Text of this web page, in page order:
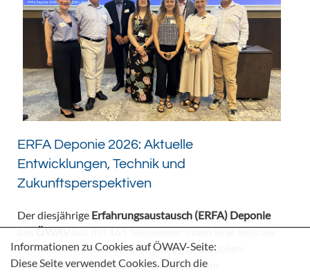
ERFA Deponie 2026: Aktuelle
Entwicklungen, Technik und
Zukunftsperspektiven
Der diesjährige Erfahrungsaustausch (ERFA) Deponie
desÖWAVbot mit 165 Teilnehmer:innen eine zentrale
Plattform für den fachlichen Dialog zu aktuellen
Herausforderungen und Entwicklungen im
Informationen zu Cookies auf ÖWAV-Seite:
Diese Seite verwendet Cookies. Durch die